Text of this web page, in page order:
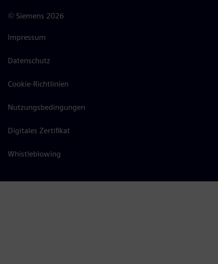
© Siemens 2026
Impressum
Datenschutz
Cookie-Richtlinien
Nutzungsbedingungen
Digitales Zertifikat
Whistleblowing